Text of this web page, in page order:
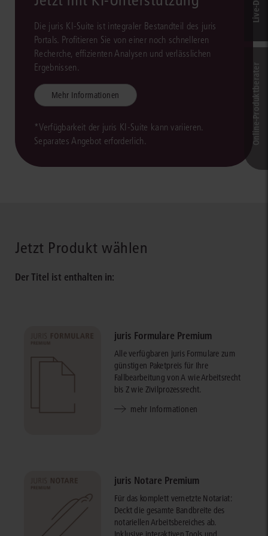
Die juris KI-Suite ist integraler Bestandteil des juris
Portals. Profitieren Sie von einer noch schnelleren
Recherche, effizienten Analysen und verlässlichen
Ergebnissen.
Mehr Informationen
*Verfügbarkeit der juris KI-Suite kann variieren.
Separates Angebot erforderlich.
Jetzt Produkt wählen
Der Titel ist enthalten in:
juris Formulare Premium
Alle verfügbaren juris Formulare zum
günstigen Paketpreis für Ihre
Fallbearbeitung von A wie Arbeitsrecht
bis Z wie Zivilprozessrecht.
mehr Informationen
juris Notare Premium
Für das komplett vernetzte Notariat:
Deckt die gesamte Bandbreite des
notariellen Arbeitsbereiches ab.
Online-Produkt­berater